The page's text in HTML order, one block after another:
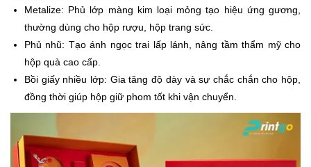
Metalize: Phủ lớp màng kim loại mỏng tạo hiệu ứng gương,
thường dùng cho hộp rượu, hộp trang sức.
Phủ nhũ: Tạo ánh ngọc trai lấp lánh, nâng tầm thẩm mỹ cho
hộp quà cao cấp.
Bồi giấy nhiều lớp: Gia tăng độ dày và sự chắc chắn cho hộp,
đồng thời giúp hộp giữ phom tốt khi vận chuyển.